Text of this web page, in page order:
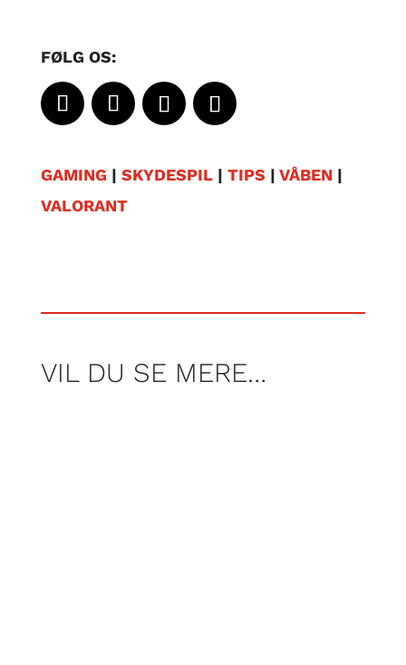
FØLG OS:
GAMING | SKYDESPIL| TIPS | VÅBEN |
VALORANT
VIL DU SE MERE…